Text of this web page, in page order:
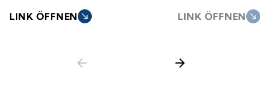
LINK ÖFFNEN south_east LINK ÖFFNEN south_east
arrow_back arrow_forward